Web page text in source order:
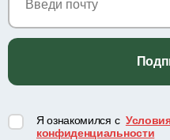
Я ознакомился с
конфиденциальности